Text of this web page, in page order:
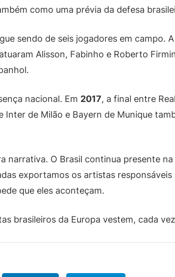
como uma prévia da defesa
sendo de seis jogadores em campo.
Alisson, Fabinho e Roberto
nacional. Em 2017, a final entre
Inter de Milão e Bayern de Munique
narrativa. O Brasil continua presente
exportamos os artistas responsáveis
que eles aconteçam.
brasileiros da Europa vestem, cada